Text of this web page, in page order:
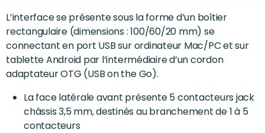
L’interface se présente sous la forme d’un boîtier
rectangulaire (dimensions : 100/60/20 mm) se
connectant en port USB sur ordinateur Mac/PC et sur
tablette Android par l’intermédiaire d’un cordon
adaptateur OTG (USB on the Go).
La face latérale avant présente 5 contacteurs jack
châssis 3,5 mm, destinés au branchement de 1 à 5
contacteurs